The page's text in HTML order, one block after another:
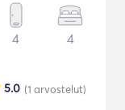
4 4
(1 arvostelut)
5.0